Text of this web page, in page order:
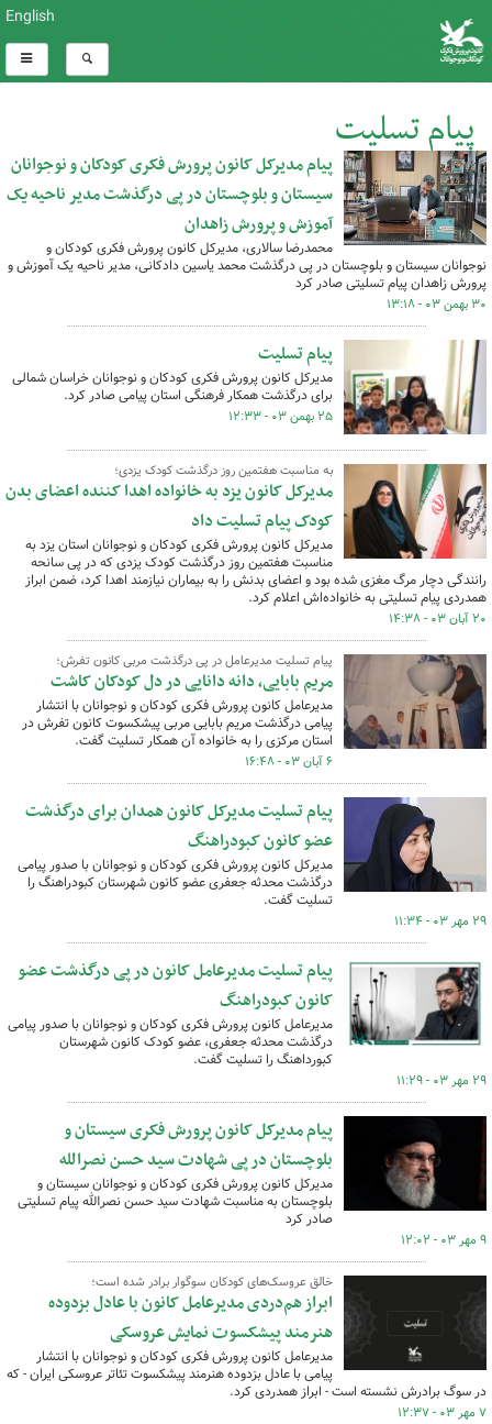
English
پیام تسلیت
کل اخبار:65
پیام مدیرکل کانون پرورش فکری کودکان و نوجوانان
سیستان و بلوچستان در پی درگذشت مدیر ناحیه یک
آموزش و پرورش زاهدان
محمدرضا سالاری، مدیرکل کانون پرورش فکری کودکان و
نوجوانان سیستان و بلوچستان در پی درگذشت محمد یاسین دادکانی، مدیر ناحیه یک آموزش و
پرورش زاهدان پیام تسلیتی صادر کرد
۳۰ بهمن ۰۳ - ۱۳:۱۸
پیام تسلیت
مدیرکل کانون پرورش فکری کودکان و نوجوانان خراسان شمالی
برای درگذشت همکار فرهنگی استان پیامی صادر کرد.
۲۵ بهمن ۰۳ - ۱۲:۳۳
به مناسبت هفتمین روز درگذشت کودک یزدی؛
مدیرکل کانون یزد به خانواده اهدا کننده اعضای بدن
کودک پیام تسلیت داد
مدیرکل کانون پرورش فکری کودکان و نوجوانان استان یزد به
مناسبت هفتمین روز درگذشت کودک یزدی که در پی سانحه
رانندگی دچار مرگ مغزی شده بود و اعضای بدنش را به بیماران نیازمند اهدا کرد، ضمن ابراز
همدردی پیام تسلیتی به خانواده‌اش اعلام کرد.
۲۰ آبان ۰۳ - ۱۴:۳۸
پیام تسلیت مدیرعامل در پی درگذشت مربی کانون تفرش؛
مریم بابایی، دانه دانایی در دل کودکان کاشت
مدیرعامل کانون پرورش فکری کودکان و نوجوانان با انتشار
پیامی درگذشت مریم بابایی مربی پیشکسوت کانون تفرش در
استان مرکزی را به خانواده آن همکار تسلیت گفت.
۶ آبان ۰۳ - ۱۶:۴۸
پیام تسلیت مدیرکل کانون همدان برای درگذشت
عضو کانون کبودراهنگ
مدیرکل کانون پرورش فکری کودکان و نوجوانان با صدور پیامی
درگذشت محدثه جعفری عضو کانون شهرستان کبودراهنگ را
تسلیت گفت.
۲۹ مهر ۰۳ - ۱۱:۳۴
پیام تسلیت مدیرعامل کانون در پی درگذشت عضو
کانون کبودراهنگ
مدیرعامل کانون پرورش فکری کودکان و نوجوانان با صدور پیامی
درگذشت محدثه جعفری، عضو کودک کانون شهرستان
کبورداهنگ را تسلیت گفت.
۲۹ مهر ۰۳ - ۱۱:۲۹
پیام مدیرکل کانون پرورش فکری سیستان و
بلوچستان در پی شهادت سید حسن نصرالله
مدیرکل کانون پرورش فکری کودکان و نوجوانان سیستان و
بلوچستان به مناسبت شهادت سید حسن نصرالله پیام تسلیتی
صادر کرد
۹ مهر ۰۳ - ۱۲:۰۲
خالق عروسک‌های کودکان سوگوار برادر شده است؛
ابراز هم‌دردی مدیرعامل کانون با عادل بزدوده
هنرمند پیشکسوت نمایش عروسکی
مدیرعامل کانون پرورش فکری کودکان و نوجوانان با انتشار
پیامی با عادل بزدوده هنرمند پیشکسوت تئاتر عروسکی ایران - که
در سوگ برادرش نشسته است - ابراز همدردی کرد.
۷ مهر ۰۳ - ۱۲:۳۷